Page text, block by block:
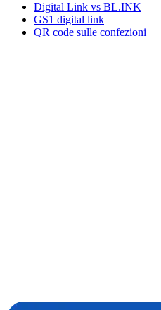
Digital Link vs BL.INK
GS1 digital link
QR code sulle confezioni